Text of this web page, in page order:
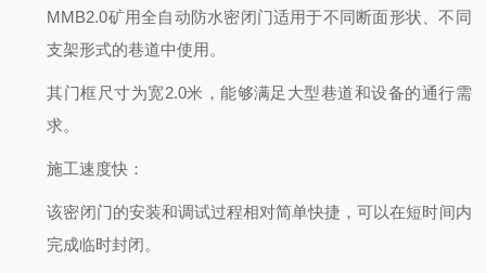
MMB2.0矿用全自动防水密闭门适用于不同断面形状、不同
支架形式的巷道中使用。
其门框尺寸为宽2.0米，能够满足大型巷道和设备的通行需
求。
施工速度快 ：
该密闭门的安装和调试过程相对简单快捷，可以在短时间内
完成临时封闭。